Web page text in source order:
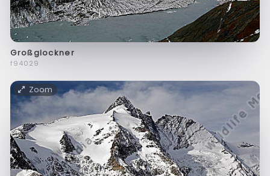
Großglockner
f94029
Zoom